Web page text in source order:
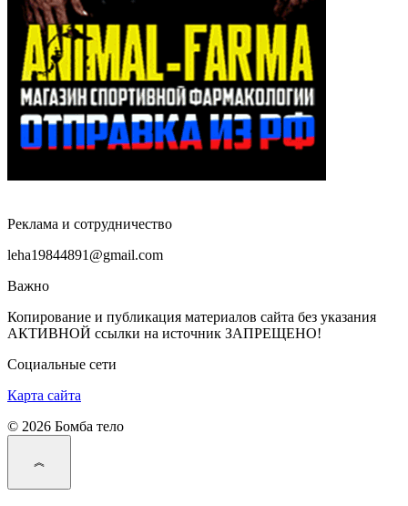
Реклама и сотрудничество
leha19844891@gmail.com
Важно
Копирование и публикация материалов сайта без указания
АКТИВНОЙ ссылки на источник ЗАПРЕЩЕНО!
Социальные сети
Карта сайта
© 2026 Бомба тело